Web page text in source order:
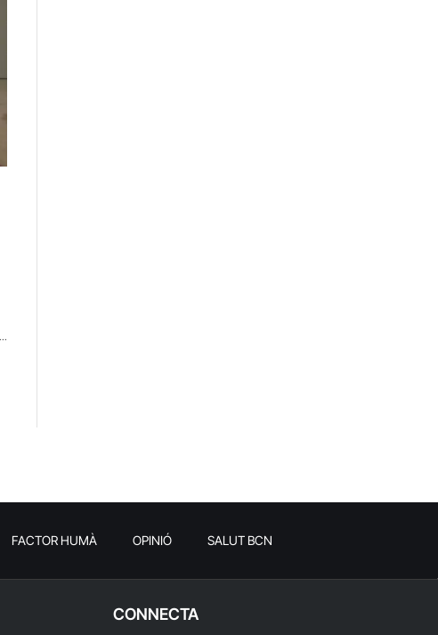
FACTOR HUMÀ OPINIÓ SALUT BCN
CONNECTA